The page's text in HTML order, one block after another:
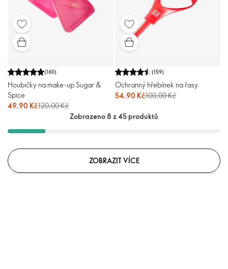
(160)
Houbičky na make-up Sugar &
Spice
49,90 Kč120,00 Kč
(159)
Ochranný hřebínek na řasy
54,90 Kč100,00 Kč
Zobrazeno 8 z 45 produktů
ZOBRAZIT VÍCE